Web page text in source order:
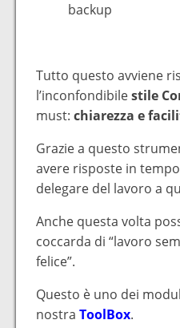
backup
Tutto questo avviene
l’inconfondibilestile
must: chiarezza e
Grazie a questo
avere risposte in
delegare del lavoro a
Anche questa volta
coccarda di “lavoro
felice”.
Questo è uno dei
nostra ToolBox.